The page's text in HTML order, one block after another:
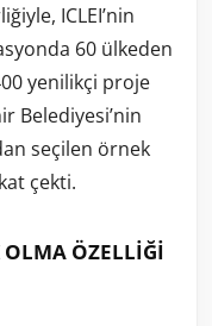
ICLEI’nin
60 ülkeden
yenilikçi proje
Belediyesi’nin
seçilen örnek
çekti.
OLMA ÖZELLİĞİ